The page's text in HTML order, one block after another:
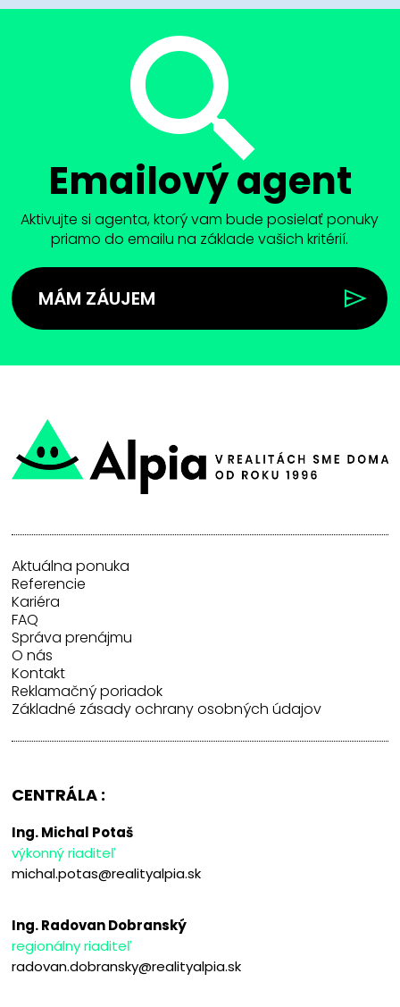
Emailový agent
Aktivujte si agenta, ktorý vam bude posielať ponuky
priamo do emailu na základe vašich kritérií.
MÁM ZÁUJEM
Aktuálna ponuka
Referencie
Kariéra
FAQ
Správa prenájmu
O nás
Kontakt
Reklamačný poriadok
Základné zásady ochrany osobných údajov
CENTRÁLA :
Ing. Michal Potaš
výkonný riaditeľ
michal.potas@realityalpia.sk
Ing. Radovan Dobranský
regionálny riaditeľ
radovan.dobransky@realityalpia.sk